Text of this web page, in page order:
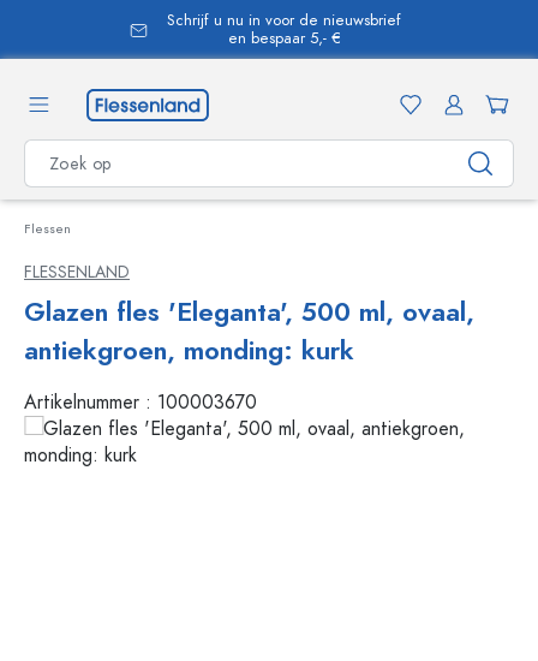
Schrijf u nu in voor de nieuwsbrief
en bespaar 5,- €
Flessen
FLESSENLAND
Glazen fles 'Eleganta', 500 ml, ovaal,
antiekgroen, monding: kurk
Artikelnummer : 100003670